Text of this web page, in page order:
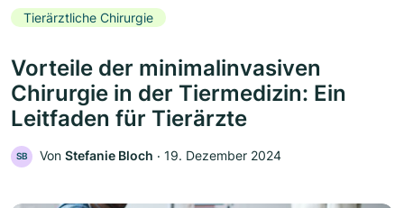
Tierärztliche Chirurgie
Vorteile der minimalinvasiven
Chirurgie in der Tiermedizin: Ein
Leitfaden für Tierärzte
SB Von Stefanie Bloch ‧ 19. Dezember 2024